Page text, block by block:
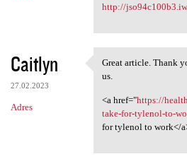
http://
Caitlyn
27.02.2023
Adres
Great article.
Great article. Thank
us.
<a href="https://
take-for-tylenol-to-
for tylenol to work</